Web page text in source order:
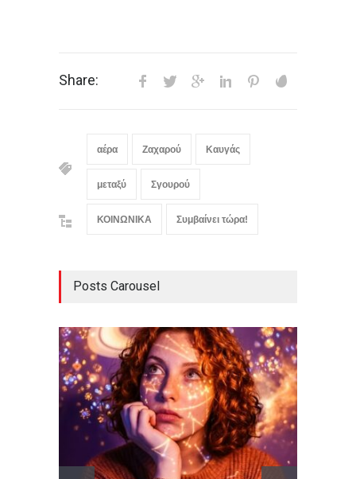
Share:
αέρα Ζαχαρού Καυγάς
μεταξύ Σγουρού
ΚΟΙΝΩΝΙΚΑ Συμβαίνει τώρα!
Posts Carousel